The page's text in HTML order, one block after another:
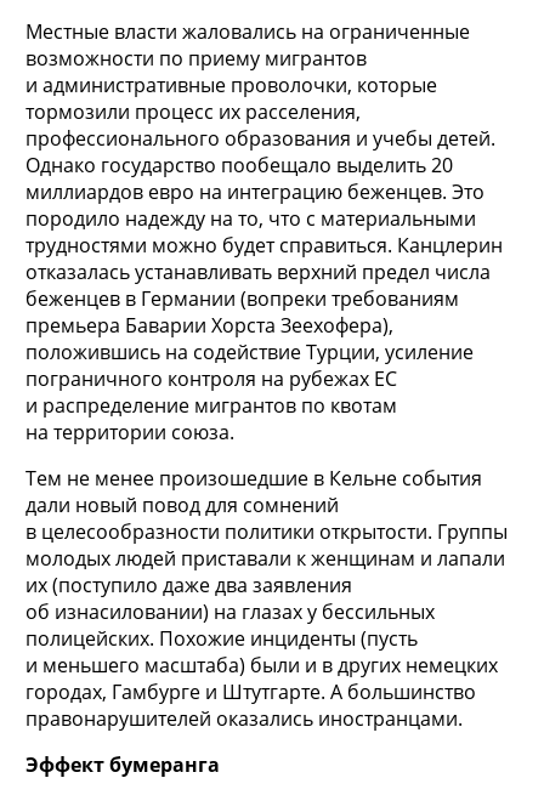
Местные власти жаловались на ограниченные
возможности по приему мигрантов
и административные проволочки, которые
тормозили процесс их расселения,
профессионального образования и учебы детей.
Однако государство пообещало выделить 20
миллиардов евро на интеграцию беженцев. Это
породило надежду на то, что с материальными
трудностями можно будет справиться. Канцлерин
отказалась устанавливать верхний предел числа
беженцев в Германии (вопреки требованиям
премьера Баварии Хорста Зеехофера),
положившись на содействие Турции, усиление
пограничного контроля на рубежах ЕС
и распределение мигрантов по квотам
на территории союза.
Тем не менее произошедшие в Кельне события
дали новый повод для сомнений
в целесообразности политики открытости. Группы
молодых людей приставали к женщинам и лапали
их (поступило даже два заявления
об изнасиловании) на глазах у бессильных
полицейских. Похожие инциденты (пусть
и меньшего масштаба) были и в других немецких
городах, Гамбурге и Штутгарте. А большинство
правонарушителей оказались иностранцами.
Эффект бумеранга